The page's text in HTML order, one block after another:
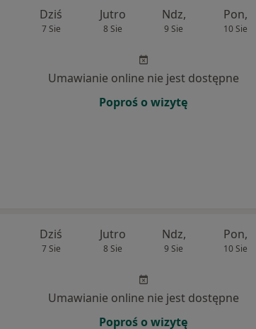
Dziś
7 Sie
Jutro
8 Sie
Ndz,
9 Sie
Pon,
10 Sie
Umawianie online nie jest dostępne
Poproś o wizytę
Dziś
7 Sie
Jutro
8 Sie
Ndz,
9 Sie
Pon,
10 Sie
Umawianie online nie jest dostępne
Poproś o wizytę